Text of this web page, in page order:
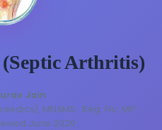
(Septic Arthritis)
Jain
MNAMS · Reg. No. MP-
June 2026